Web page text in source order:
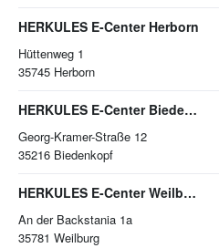
HERKULES E-Center Herborn
Hüttenweg 1
35745 Herborn
HERKULES E-Center Biedenkopf
Georg-Kramer-Straße 12
35216 Biedenkopf
HERKULES E-Center Weilburg
An der Backstania 1a
35781 Weilburg